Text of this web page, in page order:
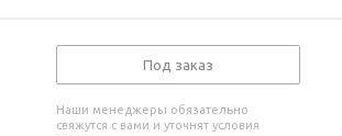
Под заказ
Наши менеджеры обязательно
свяжутся с вами и уточнят условия